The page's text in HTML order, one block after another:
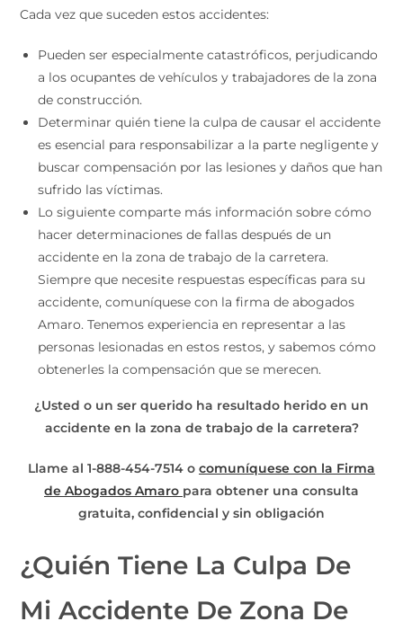
Cada vez que suceden estos accidentes:
Pueden ser especialmente catastróficos, perjudicando
a los ocupantes de vehículos y trabajadores de la zona
de construcción.
Determinar quién tiene la culpa de causar el accidente
es esencial para responsabilizar a la parte negligente y
buscar compensación por las lesiones y daños que han
sufrido las víctimas.
Lo siguiente comparte más información sobre cómo
hacer determinaciones de fallas después de un
accidente en la zona de trabajo de la carretera.
Siempre que necesite respuestas específicas para su
accidente, comuníquese con la firma de abogados
Amaro. Tenemos experiencia en representar a las
personas lesionadas en estos restos, y sabemos cómo
obtenerles la compensación que se merecen.
¿Usted o un ser querido ha resultado herido en un
accidente en la zona de trabajo de la carretera?
Llame al 1-888-454-7514 o comuníquese con la Firma
de Abogados Amaro para obtener una consulta
gratuita, confidencial y sin obligación
¿Quién Tiene La Culpa De
Mi Accidente De Zona De